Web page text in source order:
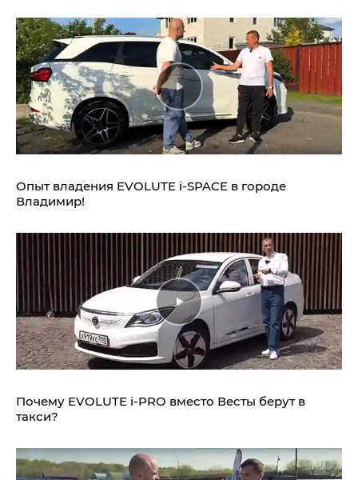
Опыт владения EVOLUTE i‑SPACE в городе
Владимир!
Почему EVOLUTE i‑PRO вместо Весты берут в
такси?